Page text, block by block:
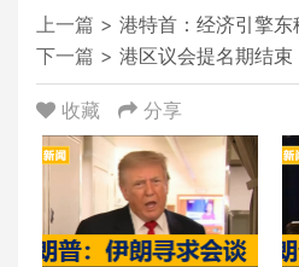
上一篇 > 港特首：经济引擎
下一篇 > 港区议会提名期结
收藏 分享